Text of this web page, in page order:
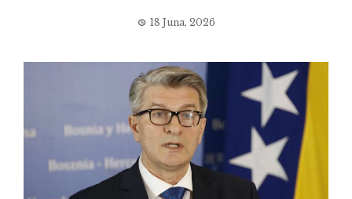
18 Juna, 2026